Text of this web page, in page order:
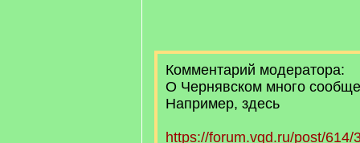
Комментарий модератора:
О Чернявском много
Например, здесь
https://forum.vgd.ru/post/